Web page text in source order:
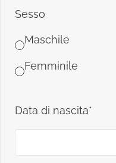
Sesso
Maschile
Femminile
Data di nascita*